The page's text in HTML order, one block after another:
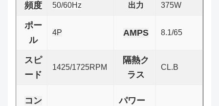
頻度 50/60Hz 出力 375W
ポー
ル
4P AMPS 8.1/65
スピ
ード
1425/1725RPM
隔熱ク
ラス
CL.B
コン
パワー